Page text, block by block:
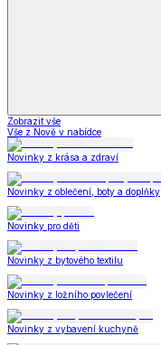
Zobrazit vše
Vše z Nově v nabídce
Novinky z krása a zdraví
Novinky z oblečení, boty a doplňky
Novinky pro děti
Novinky z bytového textilu
Novinky z ložního povlečení
Novinky z vybavení kuchyně